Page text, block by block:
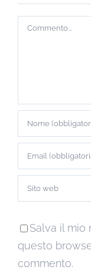
Commento
Salva il mio
questo
commento.